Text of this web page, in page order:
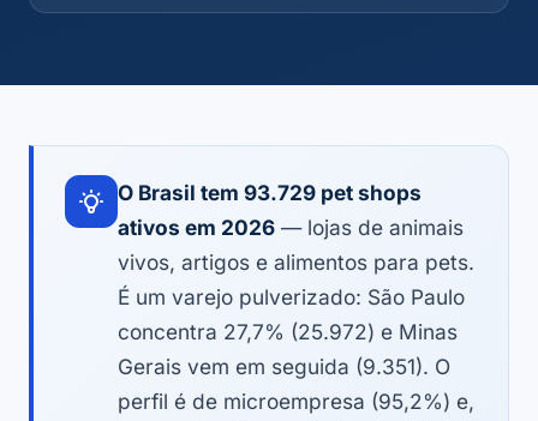
O Brasil tem 93.729 pet shops
ativos em 2026 — lojas de animais
vivos, artigos e alimentos para pets.
É um varejo pulverizado: São Paulo
concentra 27,7% (25.972) e Minas
Gerais vem em seguida (9.351). O
perfil é de microempresa (95,2%) e,